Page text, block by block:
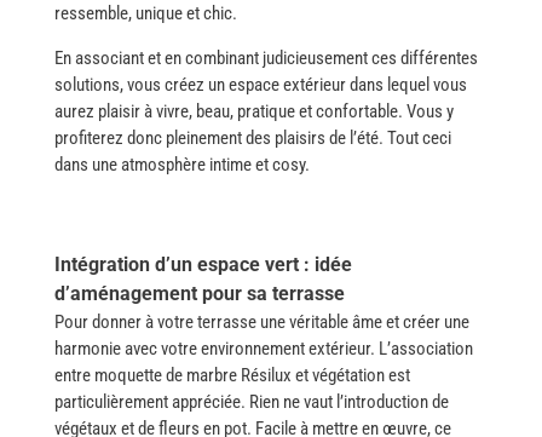
ressemble, unique et chic.
En associant et en combinant judicieusement ces différentes
solutions, vous créez un espace extérieur dans lequel vous
aurez plaisir à vivre, beau, pratique et confortable. Vous y
profiterez donc pleinement des plaisirs de l’été. Tout ceci
dans une atmosphère intime et ​‍​‌‍​‍‌cosy.
Intégration d’un espace vert : idée
d’aménagement pour sa terrasse
Pour donner à votre terrasse une véritable âme et créer une
harmonie avec votre environnement extérieur. L’association
entre moquette de marbre Résilux et végétation est
particulièrement appréciée. Rien​‍​‌‍​‍‌ ne vaut l’introduction de
végétaux et de fleurs en pot. Facile à mettre en œuvre, ce